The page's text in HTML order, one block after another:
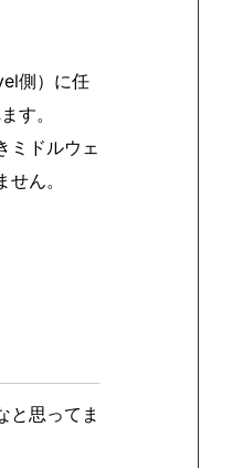
側）に任
す。
ミドルウェ
ん。
と思ってま